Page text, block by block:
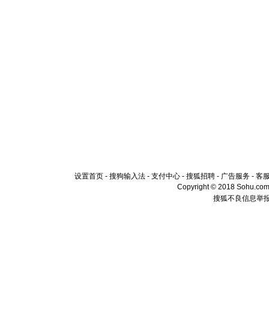
设置首页 - 搜狗输入法 - 支付中心 - 搜狐招聘 - 广告服务 - 客
Copyright © 2018
搜狐不良信息举